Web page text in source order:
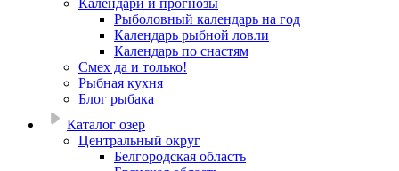
Календари и прогнозы
Рыболовный календарь на год
Календарь рыбной ловли
Календарь по снастям
Смех да и только!
Рыбная кухня
Блог рыбака
Каталог озер
Центральный округ
Белгородская область